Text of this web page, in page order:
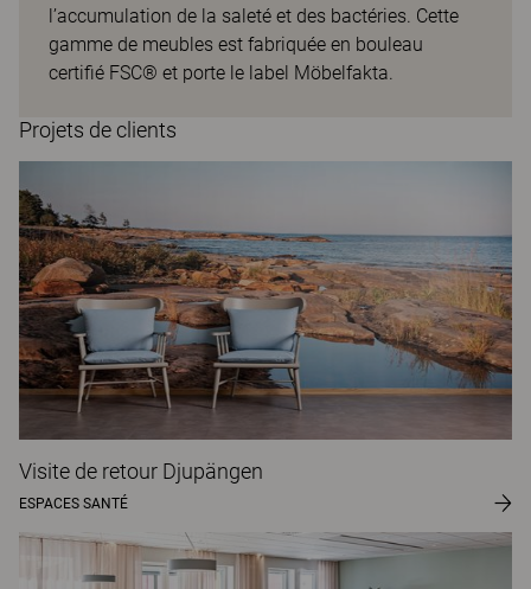
l’accumulation de la saleté et des bactéries. Cette
gamme de meubles est fabriquée en bouleau
certifié FSC® et porte le label Möbelfakta.
Projets de clients
Visite de retour Djupängen
ESPACES SANTÉ